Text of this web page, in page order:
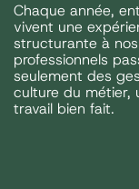
Chaque année,
vivent une
structurante à
professionnels
seulement des
culture du métier,
travail bien fait.